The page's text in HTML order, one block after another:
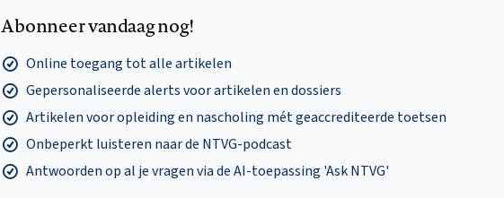
Abonneer vandaag nog!
Online toegang tot alle artikelen
Gepersonaliseerde alerts voor artikelen en dossiers
Artikelen voor opleiding en nascholing mét geaccrediteerde toetsen
Onbeperkt luisteren naar de NTVG-podcast
Antwoorden op al je vragen via de AI-toepassing 'Ask NTVG'